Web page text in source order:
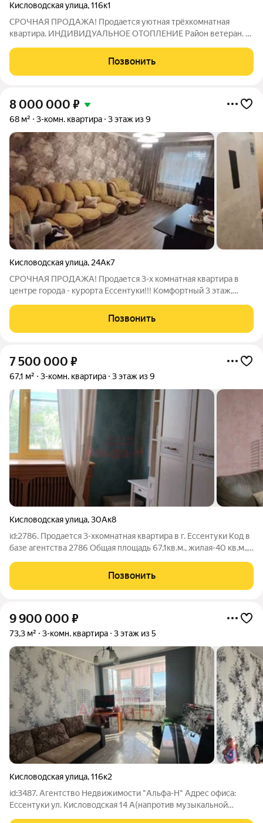
Кисловодская улица,116к1
СРОЧНАЯ ПРОДАЖА! Продается уютная трёхкомнатная
квартира. ИНДИВИДУАЛЬНОЕ ОТОПЛЕНИЕ Район ветеран. В
поликлиника , 10 минут до центра, остановки , 20 минут до
Озера и сквера. Евро ремонт ,
Позвонить
8 000 000 ₽
68 м² 3-комн. квартира 3 этаж из 9
Кисловодская улица, 24Ак7
СРОЧНАЯ ПРОДАЖА! Продается 3-х комнатная квартира в
центре города - курорта Ессентуки!!! Комфортный 3 этаж,
выгодное предложение? Локация ЦЕНТР Всё в шаговой
доступности: курортный парк,
Позвонить
7 500 000 ₽
67,1 м² 3-комн. квартира 3 этаж из 9
Кисловодская улица,30Ак8
id:2786. Продается 3-хкомнатная квартира в г. Ессентуки Код в
базе агентства 2786 Общая площадь 67,1кв.м., жилая-40 кв.м.,
бельгийские оконные профили. Квартира расположена в
центре города.
Позвонить
9 900 000 ₽
73,3 м² 3-комн. квартира 3 этаж из 5
Кисловодская улица,116к2
id:3487. Агентство Недвижимости "Альфа-Н" Адрес офиса:
Ессентуки ул. Кисловодская 14 А(напротив музыкальной